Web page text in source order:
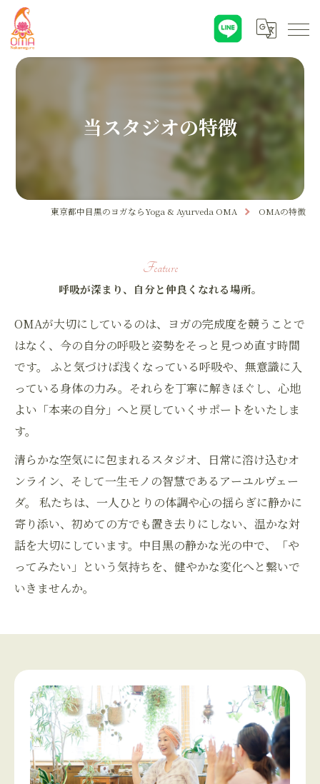
当スタジオの特徴
東京都中目黒のヨガならYoga & Ayurveda OMA OMAの特徴
呼吸が深まり、自分と仲良くなれる場所。
Feature
OMAが大切にしているのは、ヨガの完成度を競うことで
はなく、今の自分の呼吸と姿勢をそっと見つめ直す時間
です。 ふと気づけば浅くなっている呼吸や、無意識に入
っている身体の力み。それらを丁寧に解きほぐし、心地
よい「本来の自分」へと戻していくサポートをいたしま
す。
清らかな空気にに包まれるスタジオ、日常に溶け込むオ
ンライン、そして一生モノの智慧であるアーユルヴェー
ダ。 私たちは、一人ひとりの体調や心の揺らぎに静かに
寄り添い、初めての方でも置き去りにしない、温かな対
話を大切にしています。中目黒の静かな光の中で、「や
ってみたい」という気持ちを、健やかな変化へと繋いで
いきませんか。